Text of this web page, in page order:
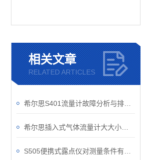
相关文章
RELATED ARTICLES